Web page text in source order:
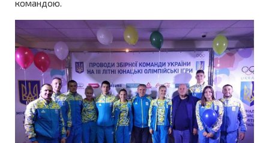
командою.